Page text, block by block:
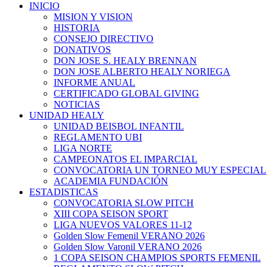
INICIO
MISION Y VISION
HISTORIA
CONSEJO DIRECTIVO
DONATIVOS
DON JOSE S. HEALY BRENNAN
DON JOSE ALBERTO HEALY NORIEGA
INFORME ANUAL
CERTIFICADO GLOBAL GIVING
NOTICIAS
UNIDAD HEALY
UNIDAD BEISBOL INFANTIL
REGLAMENTO UBI
LIGA NORTE
CAMPEONATOS EL IMPARCIAL
CONVOCATORIA UN TORNEO MUY ESPECIAL
ACADEMIA FUNDACIÓN
ESTADISTICAS
CONVOCATORIA SLOW PITCH
XIII COPA SEISON SPORT
LIGA NUEVOS VALORES 11-12
Golden Slow Femenil VERANO 2026
Golden Slow Varonil VERANO 2026
1 COPA SEISON CHAMPIOS SPORTS FEMENIL